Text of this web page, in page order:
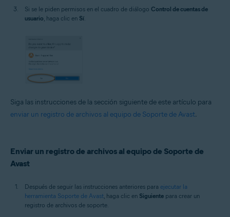
Si se le piden permisos en el cuadro de diálogo Control de cuentas de
usuario, haga clic en Sí.
Siga las instrucciones de la sección siguiente de este artículo para
enviar un registro de archivos al equipo de Soporte de Avast.
Enviar un registro de archivos al equipo de Soporte de
Avast
Después de seguir las instrucciones anteriores para ejecutar la
herramienta Soporte de Avast, haga clic en Siguiente para crear un
registro de archivos de soporte.